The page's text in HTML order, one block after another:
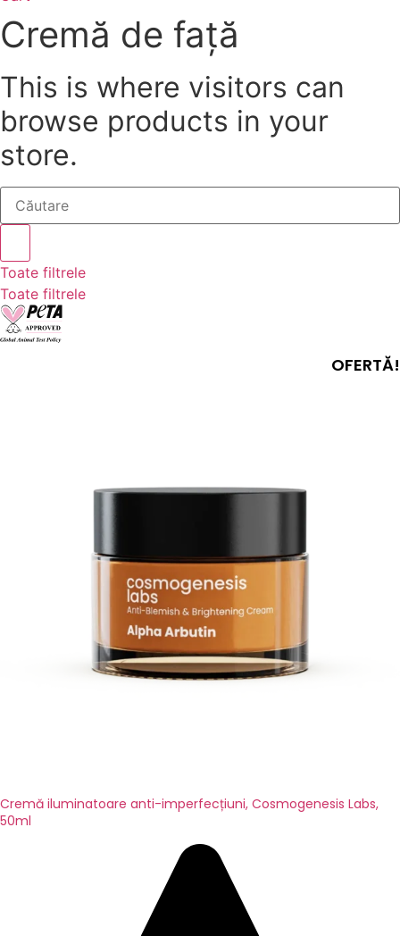
Cremă de față
This is where visitors can
browse products in your
store.
Search
Toate filtrele
Toate filtrele
OFERTĂ!
Cremă iluminatoare anti-imperfecțiuni, Cosmogenesis Labs,
50ml